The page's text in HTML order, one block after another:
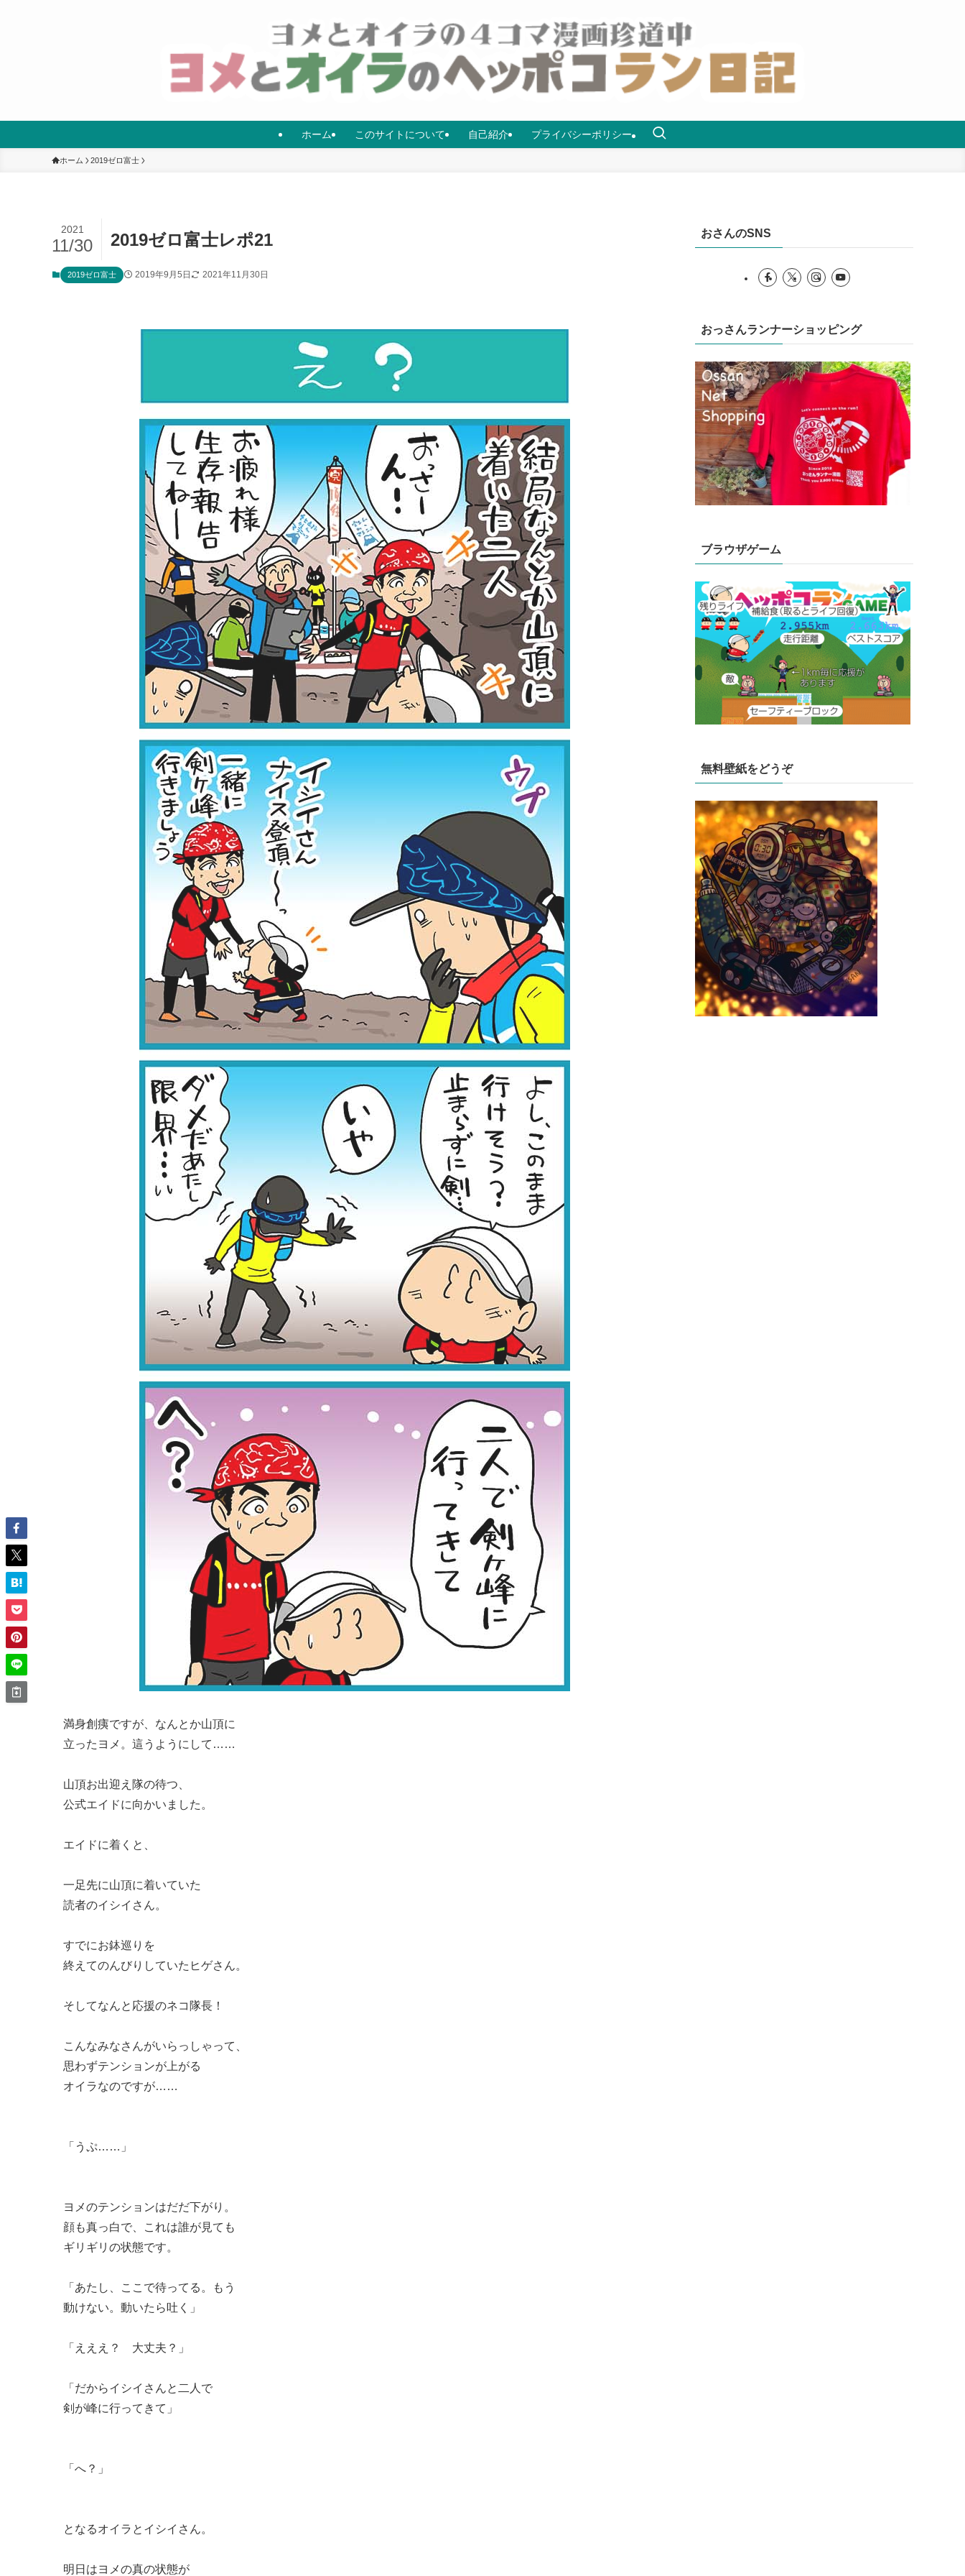
ホーム このサイトについて 自己紹介 プライバシーポリシー
ホーム 2019ゼロ富士
2019ゼロ富士レポ21
2021
11/30
2019ゼロ富士 2019年9月5日 2021年11月30日
満身創痍ですが、なんとか山頂に
立ったヨメ。這うようにして……
山頂お出迎え隊の待つ、
公式エイドに向かいました。
エイドに着くと、
一足先に山頂に着いていた
読者のイシイさん。
すでにお鉢巡りを
終えてのんびりしていたヒゲさん。
そしてなんと応援のネコ隊長！
こんなみなさんがいらっしゃって、
思わずテンションが上がる
オイラなのですが……
「うぷ……」
ヨメのテンションはだだ下がり。
顔も真っ白で、これは誰が見ても
ギリギリの状態です。
「あたし、ここで待ってる。もう
動けない。動いたら吐く」
「えええ？ 大丈夫？」
「だからイシイさんと二人で
剣が峰に行ってきて」
「へ？」
となるオイラとイシイさん。
明日はヨメの真の状態が
おさんのSNS
おっさんランナーショッピング
ブラウザゲーム
無料壁紙をどうぞ